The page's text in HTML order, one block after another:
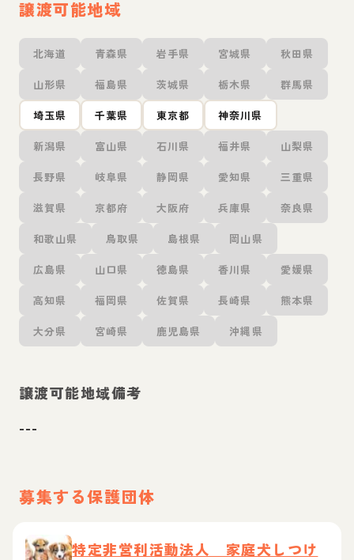
譲渡可能地域
北海道 青森県 岩手県 宮城県 秋田県
山形県 福島県 茨城県 栃木県 群馬県
埼玉県 千葉県 東京都 神奈川県
新潟県 富山県 石川県 福井県 山梨県
長野県 岐阜県 静岡県 愛知県 三重県
滋賀県 京都府 大阪府 兵庫県 奈良県
和歌山県 鳥取県 島根県 岡山県
広島県 山口県 徳島県 香川県 愛媛県
高知県 福岡県 佐賀県 長崎県 熊本県
大分県 宮崎県 鹿児島県 沖縄県
譲渡可能地域備考
---
募集する保護団体
特定非営利活動法人 家庭犬しつけ